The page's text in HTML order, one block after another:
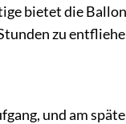
bietet die
zu
und am